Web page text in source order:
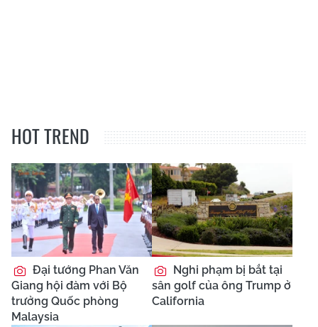
HOT TREND
Đại tướng Phan Văn
Giang hội đàm với Bộ
trưởng Quốc phòng
Malaysia
Nghi phạm bị bắt tại
sân golf của ông Trump ở
California